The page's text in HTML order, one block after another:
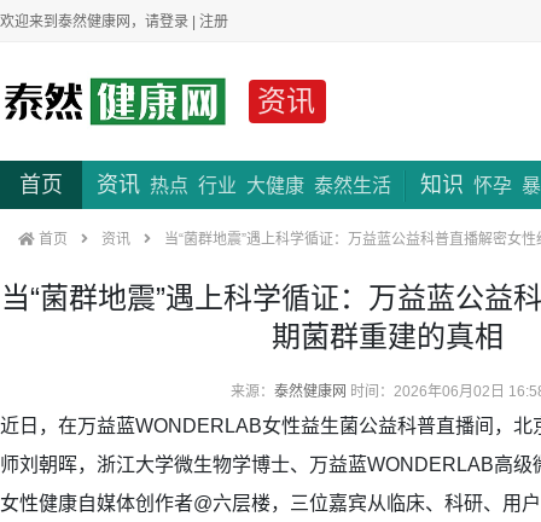
欢迎来到泰然健康网，请登录 | 注册
资讯
首页 资讯 热点 行业 大健康 泰然生活 知识 怀孕
首页 资讯 当“菌群地震”遇上科学循证：万益蓝公益科普直播解密女
当“菌群地震”遇上科学循证：万益蓝公益
期菌群重建的真相
来源： 泰然健康网 时间：2026年06月02日
近日，在万益蓝WONDERLAB女性益生菌公益科普直播间，北
师刘朝晖，浙江大学微生物学博士、万益蓝WONDERLAB高级
女性健康自媒体创作者@六层楼，三位嘉宾从临床、科研、用